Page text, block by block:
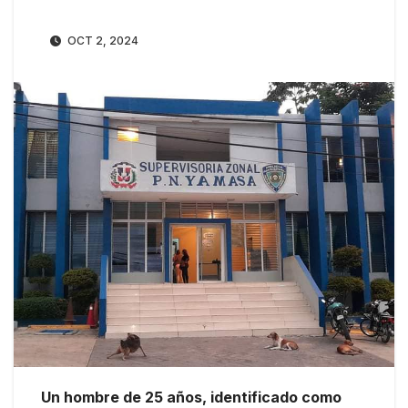
OCT 2, 2024
Un hombre de 25 años, identificado como